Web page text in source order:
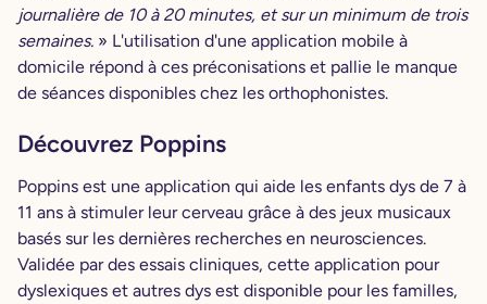
journalière de 10 à 20 minutes, et sur un minimum de trois
semaines. » L'utilisation d'une application mobile à
domicile répond à ces préconisations et pallie le manque
de séances disponibles chez les orthophonistes.
Découvrez Poppins
Poppins est une application qui aide les enfants dys de 7 à
11 ans à stimuler leur cerveau grâce à des jeux musicaux
basés sur les dernières recherches en neurosciences.
Validée par des essais cliniques, cette application pour
dyslexiques et autres dys est disponible pour les familles,